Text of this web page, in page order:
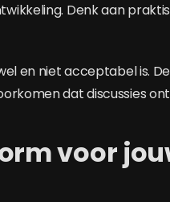
Denk aan
en niet acceptabel is.
dat discussies
voor